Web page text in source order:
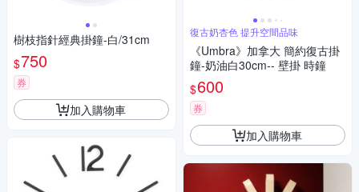
樹枝指針經典掛鐘-白/31cm
$750
券
加入購物車
復古奶杏色 提升空間品味
《Umbra》加拿大 簡約復古掛
鐘-奶油白30cm-- 壁掛 時鐘
$600
券
加入購物車